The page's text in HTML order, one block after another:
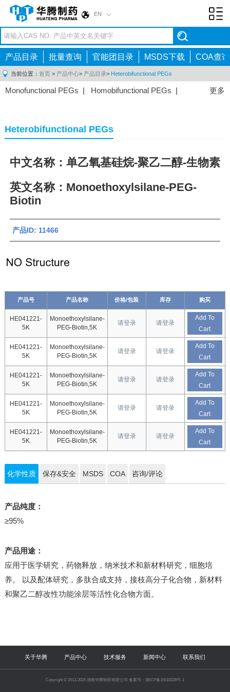
EN
产品目录 批量查询 官能团目录 MSDS下载 COA查询
当前位置： 首页 > 产品中心> 产品目录> Heterobifunctional PEGs
更多
Monofunctional PEGs | Homobifunctional PEGs |
Heterobifunctional PEGs
中文名称：单乙氧基硅烷-聚乙二醇-生物素
英文名称：Monoethoxylsilane-PEG-
Biotin
产品ID: 11466
产品号 产品名称 价格/包装 库存 购买
HE041221-
5K
Monoethoxylsilane-
PEG-Biotin,5K
请登录 请登录
Add To
Cart
HE041221-
5K
Monoethoxylsilane-
PEG-Biotin,5K
请登录 请登录
Add To
Cart
HE041221-
5K
Monoethoxylsilane-
PEG-Biotin,5K
请登录 请登录
Add To
Cart
HE041221-
5K
Monoethoxylsilane-
PEG-Biotin,5K
请登录 请登录
Add To
Cart
HE041221-
5K
Monoethoxylsilane-
PEG-Biotin,5K
请登录 请登录
Add To
Cart
化学性质 保存&安全 MSDS COA 咨询/评论
产品纯度：
≥95%
产品用途：
应用于医学研究，药物释放，纳米技术和新材料研究，细胞培
养。 以及配体研究，多肽合成支持，接枝高分子化合物，新材料
和聚乙二醇改性功能涂层等活性化合物方面。
关于华腾 产品中心 技术服务 新闻中心 联系我们
Copyright © 2013-2025 湖南华腾制药有限公司 备案号：湘ICP备15018328号-1